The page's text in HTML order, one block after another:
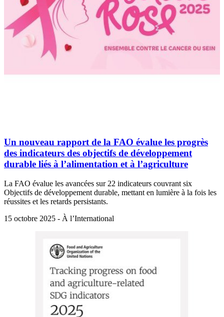
Un nouveau rapport de la FAO évalue les progrès
des indicateurs des objectifs de développement
durable liés à l’alimentation et à l’agriculture
La FAO évalue les avancées sur 22 indicateurs couvrant six
Objectifs de développement durable, mettant en lumière à la fois les
réussites et les retards persistants.
15 octobre 2025 - À l’International